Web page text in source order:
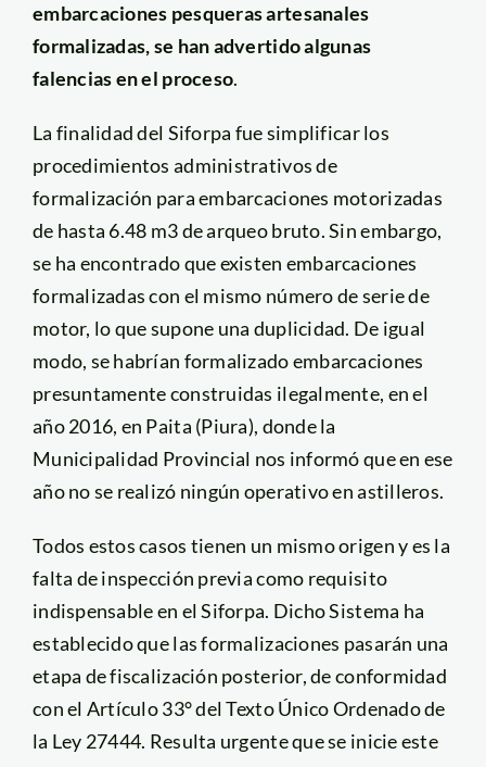
embarcaciones pesqueras artesanales
formalizadas, se han advertido algunas
falencias en el proceso.
La finalidad del Siforpa fue simplificar los
procedimientos administrativos de
formalización para embarcaciones motorizadas
de hasta 6.48 m3 de arqueo bruto. Sin embargo,
se ha encontrado que existen embarcaciones
formalizadas con el mismo número de serie de
motor, lo que supone una duplicidad. De igual
modo, se habrían formalizado embarcaciones
presuntamente construidas ilegalmente, en el
año 2016, en Paita (Piura), donde la
Municipalidad Provincial nos informó que en ese
año no se realizó ningún operativo en astilleros.
Todos estos casos tienen un mismo origen y es la
falta de inspección previa como requisito
indispensable en el Siforpa. Dicho Sistema ha
establecido que las formalizaciones pasarán una
etapa de fiscalización posterior, de conformidad
con el Artículo 33° del Texto Único Ordenado de
la Ley 27444. Resulta urgente que se inicie este